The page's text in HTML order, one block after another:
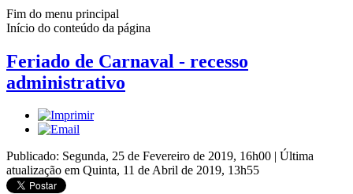
Fim do menu principal
Início do conteúdo da página
Feriado de Carnaval - recesso
administrativo
Publicado: Segunda, 25 de Fevereiro de 2019, 16h00 | Última
atualização em Quinta, 11 de Abril de 2019, 13h55